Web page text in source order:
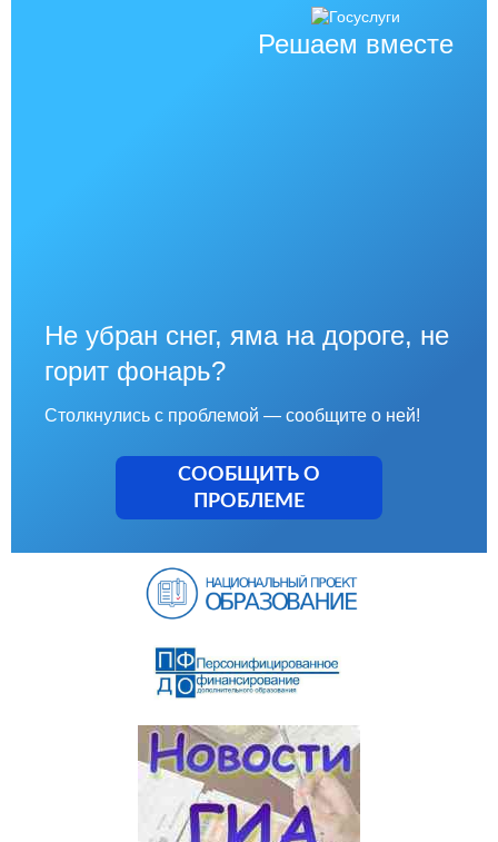
Решаем вместе
Не убран снег, яма на дороге, не
горит фонарь?
Столкнулись с проблемой — сообщите о ней!
СООБЩИТЬ О
ПРОБЛЕМЕ